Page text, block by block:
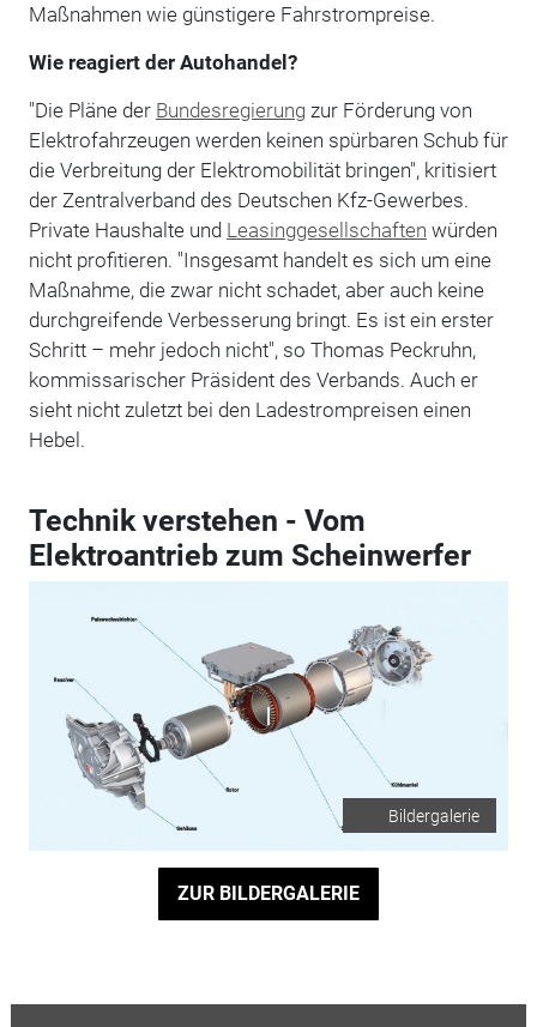
Maßnahmen wie günstigere Fahrstrompreise.
Wie reagiert der Autohandel?
"Die Pläne der Bundesregierungzur Förderung von
Elektrofahrzeugen werden keinen spürbaren Schub für
die Verbreitung der Elektromobilität bringen", kritisiert
der Zentralverband des Deutschen Kfz-Gewerbes.
Private Haushalte und Leasinggesellschaften würden
nicht profitieren. "Insgesamt handelt es sich um eine
Maßnahme, die zwar nicht schadet, aber auch keine
durchgreifende Verbesserung bringt. Es ist ein erster
Schritt – mehr jedoch nicht", so Thomas Peckruhn,
kommissarischer Präsident des Verbands. Auch er
sieht nicht zuletzt bei den Ladestrompreisen einen
Hebel.
Technik verstehen - Vom
Elektroantrieb zum Scheinwerfer
Bildergalerie
ZUR BILDERGALERIE